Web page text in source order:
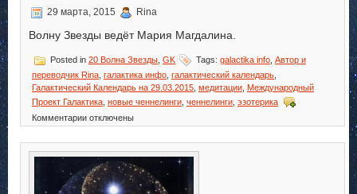
29 марта, 2015 Rina
Волну Звезды ведёт Мария Магдалина.
Posted in 20 Волна Звезды GK Tags: galactika info Автор и
переводчик Rina галактика инфо галактический календарь
Галактический Календарь на 29.03.2015 медитации Международный
Проект Галактика новые ченнелинги ченнелинги эзотерика
Комментариик
записи
Галактический
Календарь
на
29.03.2015
отключены